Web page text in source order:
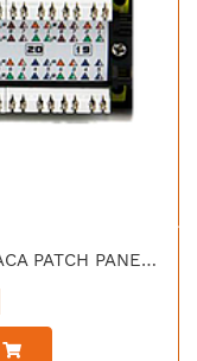
[1499622-1] AMP/COMMSCOPE PLACA PATCH PANEL MODULAR ANGULADA 24 PTO VACIA CAT 5e/6